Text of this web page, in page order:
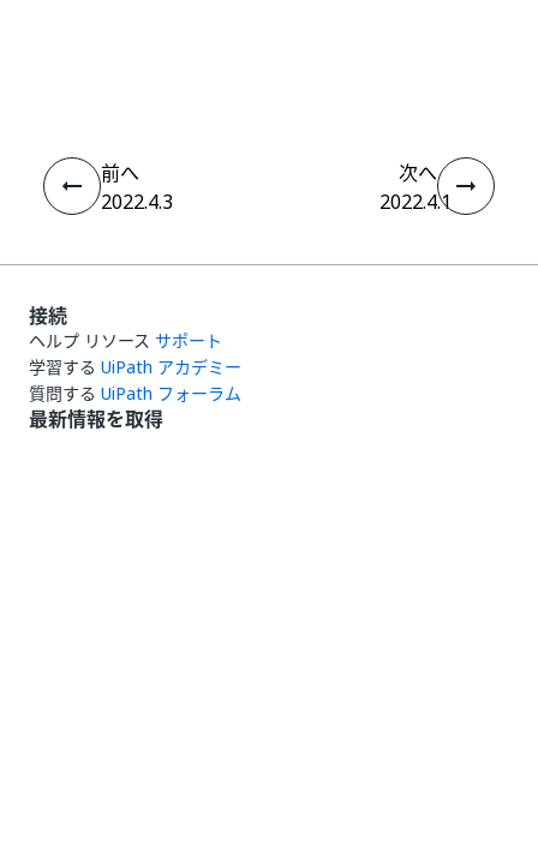
前へ
2022.4.3
次へ
2022.4.1
接続
ヘルプ リソース サポート
学習する UiPath アカデミー
質問する UiPath フォーラム
最新情報を取得